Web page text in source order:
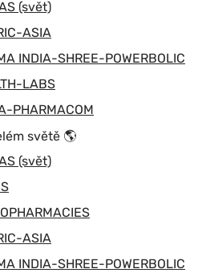
(svět)
ASIA
INDIA-SHREE-POWERBOLIC
LABS
PHARMACOM
světě 🌎
(svět)
ASIA
INDIA-SHREE-POWERBOLIC